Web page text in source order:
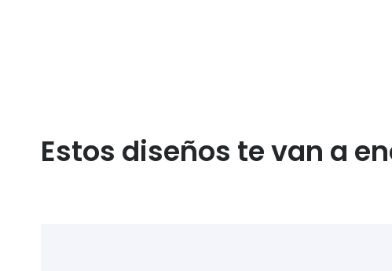
Estos diseños te van a